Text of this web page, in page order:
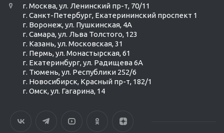
г. Москва, ул. Ленинский пр-т, 70/11
г. Санкт-Петербург, Екатерининский проспект 1
г. Воронеж, ул. Пушкинская, 4А
г. Самара, ул. Льва Толстого, 123
г. Казань, ул. Московская, 31
г. Пермь, ул. Монастырская, 61
г. Екатеринбург, ул. Радищева 6А
г. Тюмень, ул. Республики 252/6
г. Новосибирск, Красный пр-т, 182/1
г. Омск, ул. ​Гагарина, 14